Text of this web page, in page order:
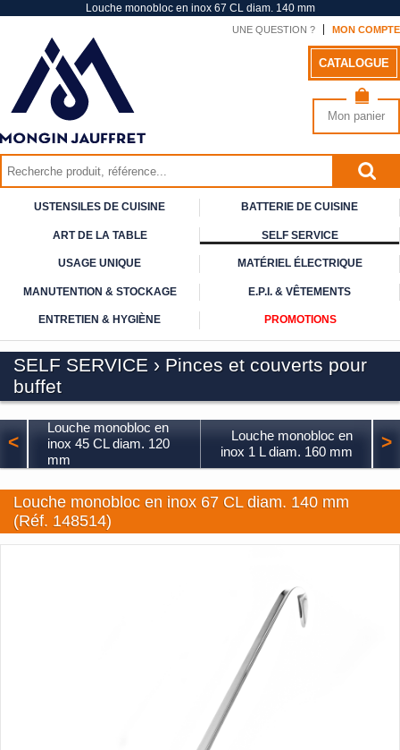
Louche monobloc en inox 67 CL diam. 140 mm
UNE QUESTION ? MON COMPTE
CATALOGUE
Mon panier
USTENSILES DE CUISINE BATTERIE DE CUISINE
ART DELA TABLE SELFSERVICE
USAGE UNIQUE MATÉRIEL ÉLECTRIQUE
MANUTENTION & STOCKAGE E.P.I. & VÊTEMENTS
ENTRETIEN & HYGIÈNE PROMOTIONS
SELF SERVICE › Pinces et couverts pour
buffet
<
Louche monobloc en
inox 45 CL diam. 120
mm
Louche monobloc en
inox 1 L diam. 160 mm
>
Louche monobloc en inox 67 CL diam. 140 mm
(Réf. 148514)